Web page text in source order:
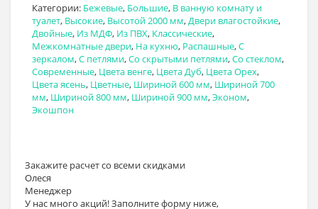
Категории: Бежевые, Большие, В ванную комнату и
туалет, Высокие, Высотой 2000 мм,Двери влагостойкие,
Двойные, Из МДФ, Из ПВХ, Классические,
Межкомнатные двери, На кухню, Распашные,С
зеркалом,С петлями,Со скрытыми петлями,Со стеклом,
Современные, Цвета венге, Цвета Дуб, Цвета Орех,
Цвета ясень, Цветные, Шириной 600 мм, Шириной 700
мм, Шириной 800 мм, Шириной 900 мм,Эконом,
Экошпон
Закажите расчетсо всеми скидками
Олеся
Менеджер
У нас много акций! Заполните форму ниже,